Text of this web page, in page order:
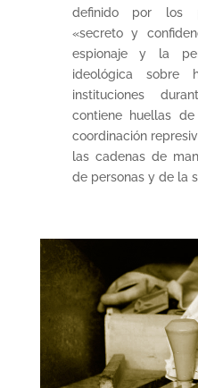
definido por los
«secreto y
espionaje y la
ideológica sobre
instituciones
contiene huellas
coordinación
las cadenas de
de personas y de la